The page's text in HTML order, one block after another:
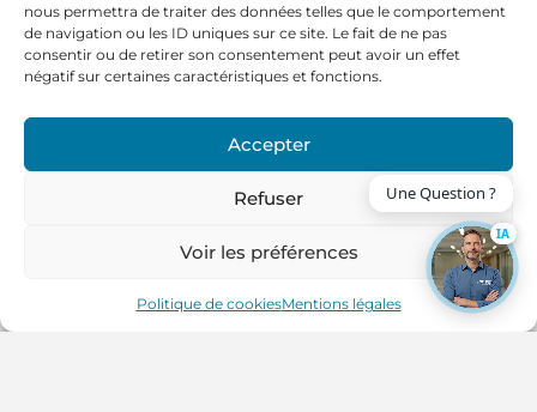
nous permettra de traiter des données telles que le comportement
de navigation ou les ID uniques sur ce site. Le fait de ne pas
consentir ou de retirer son consentement peut avoir un effet
négatif sur certaines caractéristiques et fonctions.
Accepter
Refuser
Voir les préférences
Politique de cookiesMentions légales
STE GENEVIÈVE DES BOIS
Aménagement d’une agence immobilière
VOIR LE PROJET
Aménagement d’un centre de correction auditive
IA